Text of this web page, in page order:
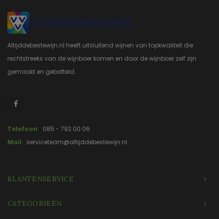
Altijddebestewijn.nl heeft uitsluitend wijnen van topkwaliteit die
rechtstreeks van de wijnboer komen en door de wijnboer zelf zijn
gemaakt en gebotteld.
Telefoon
085 - 792 00 06
Mail
serviceteam@altijddebestewijn.nl
KLANTENSERVICE
CATEGORIEËN